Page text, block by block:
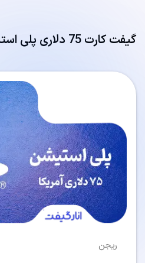
گیفت کارت 75 دلاری پلی استیشن آمریکا
ریجن